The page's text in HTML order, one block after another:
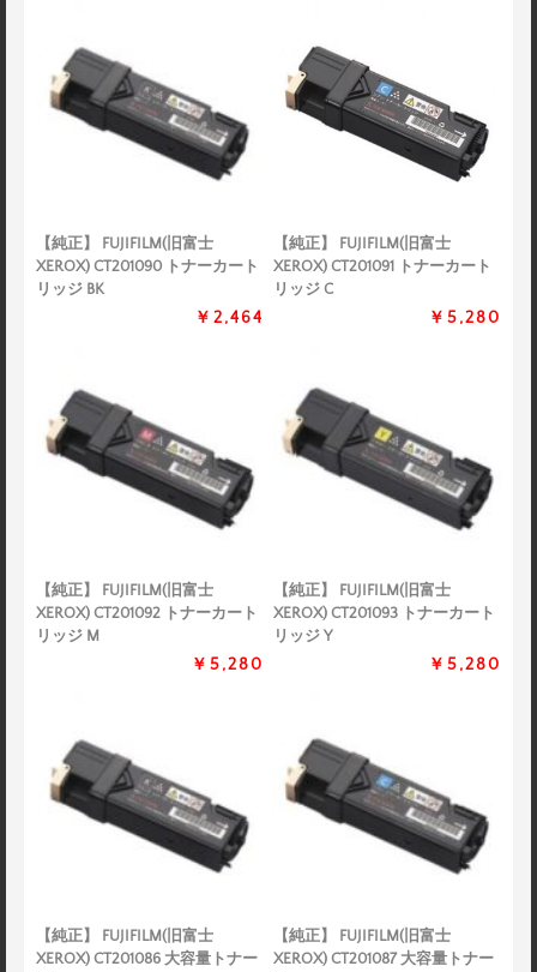
【純正】 FUJIFILM(旧富士
XEROX) CT201090 トナーカート
リッジ BK
￥2,464
【純正】 FUJIFILM(旧富士
XEROX) CT201091 トナーカート
リッジ C
￥5,280
【純正】 FUJIFILM(旧富士
XEROX) CT201092 トナーカート
リッジ M
￥5,280
【純正】 FUJIFILM(旧富士
XEROX) CT201093 トナーカート
リッジ Y
￥5,280
【純正】 FUJIFILM(旧富士
XEROX) CT201086 大容量トナー
【純正】 FUJIFILM(旧富士
XEROX) CT201087 大容量トナー